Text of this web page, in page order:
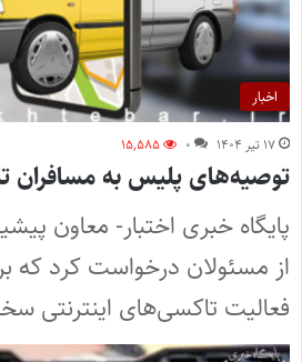
اخبار
۱۷ تیر ۱۴۰۴ ۰ ۱۵,۵۸۵
توصیه‌های پلیس به مسافران
پایگاه خبری اختبار- معاون
از مسئولان درخواست کرد که
فعالیت تاکسی‌های اینترنتی